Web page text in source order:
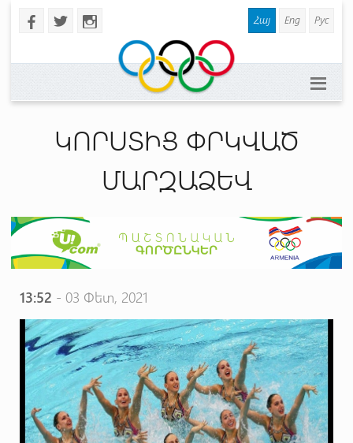
b a x Հայ Eng Рус
ԿՈՐՍՏԻՑ ՓՐԿՎԱԾ
ՄԱՐԶԱՁԵՎ
13:52 - 03 Փետ, 2021